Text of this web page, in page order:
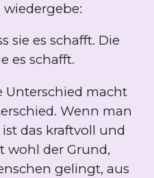
sie es schafft. Die
es schafft.
Unterschied macht
Wenn man
das kraftvoll und
wohl der Grund,
gelingt, aus